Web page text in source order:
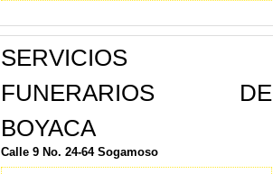
SERVICIOS
FUNERARIOS DE
BOYACA
Calle 9 No. 24-64 Sogamoso